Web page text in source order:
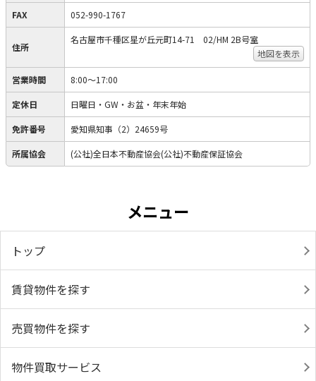
FAX 052-990-1767
住所
名古屋市千種区星が丘元町14-71 02/HM 2B号室
地図を表示
営業時間 8:00～17:00
定休日 日曜日・GW・お盆・年末年始
免許番号 愛知県知事（2）24659号
所属協会 (公社)全日本不動産協会(公社)不動産保証協会
メニュー
トップ
賃貸物件を探す
売買物件を探す
物件買取サービス